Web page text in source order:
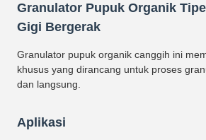
Granulator Pupuk Organik
Gigi Bergerak
Granulator pupuk organik canggih ini
khusus yang dirancang untuk proses
dan langsung.
Aplikasi